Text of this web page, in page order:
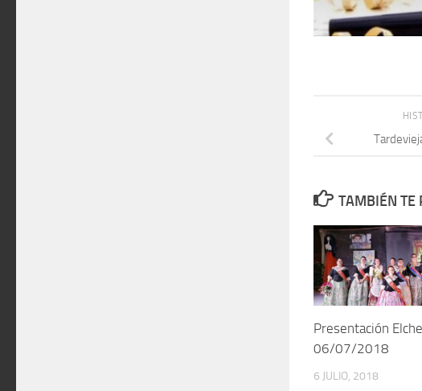
TAMBIÉN TE
Presentación Elche
06/07/2018
6 JULIO, 2018